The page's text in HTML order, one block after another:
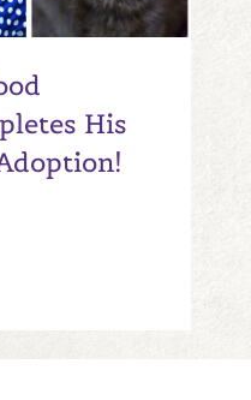
His